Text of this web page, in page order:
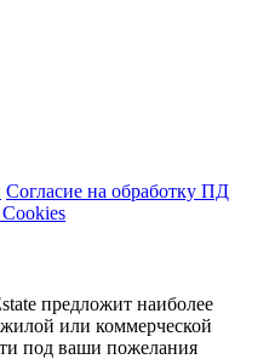
Согласие на обработку ПД
предложит наиболее
или коммерческой
под ваши пожелания